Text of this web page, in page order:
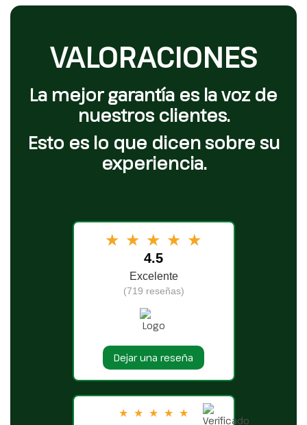
VALORACIONES
La mejor garantía es la voz de
nuestros clientes.
Esto es lo que dicen sobre su
experiencia.
★ ★ ★ ★ ★
4.5
Excelente
(719 reseñas)
Dejar una reseña
★ ★ ★ ★ ★